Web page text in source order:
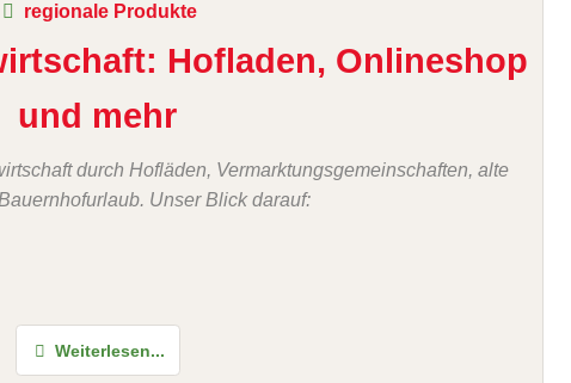
Hofladen, Onlineshop
und mehr
regionale Produkte
durch Hofläden, Vermarktungsgemeinschaften, alte
Unser Blick darauf:
Weiterlesen...